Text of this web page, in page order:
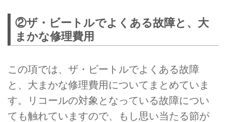
②ザ・ビートルでよくある故障と、大
まかな修理費用
この項では、ザ・ビートルでよくある故障
と、大まかな修理費用についてまとめていま
す。リコールの対象となっている故障につい
ても触れていますので、もし思い当たる節が